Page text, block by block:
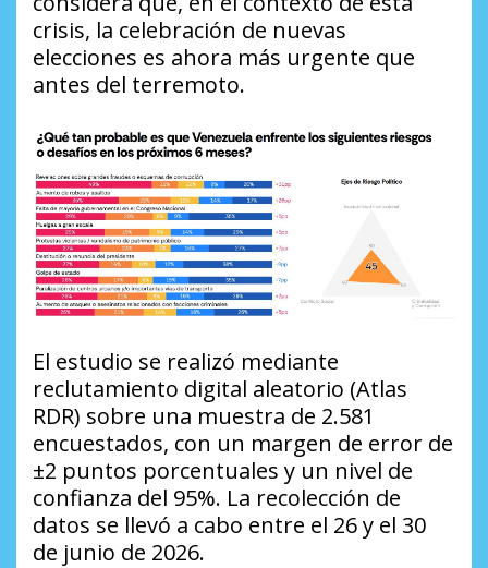
crisis, la celebración de nuevas
elecciones es ahora más urgente que
antes del terremoto.
El estudio se realizó mediante
reclutamiento digital aleatorio (Atlas
RDR) sobre una muestra de 2.581
encuestados, con un margen de error de
±2 puntos porcentuales y un nivel de
confianza del 95%. La recolección de
datos se llevó a cabo entre el 26 y el 30
de junio de 2026.